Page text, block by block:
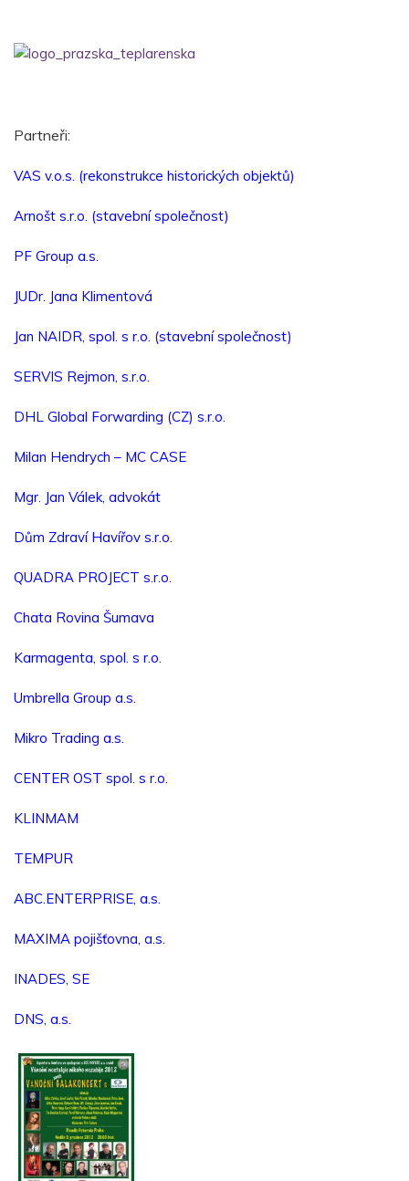
Partneři:
VAS v.o.s. (rekonstrukce historických objektů)
Arnošt s.r.o. (stavební společnost)
PF Group a.s.
JUDr. Jana Klimentová
Jan NAIDR, spol. s r.o. (stavební společnost)
SERVIS Rejmon, s.r.o.
DHL Global Forwarding (CZ) s.r.o.
Milan Hendrych – MC CASE
Mgr. Jan Válek, advokát
Dům Zdraví Havířov s.r.o.
QUADRA PROJECT s.r.o.
Chata Rovina Šumava
Karmagenta, spol. s r.o.
Umbrella Group a.s.
Mikro Trading a.s.
CENTER OST spol. s r.o.
KLINMAM
TEMPUR
ABC.ENTERPRISE, a.s.
MAXIMA pojišťovna, a.s.
INADES, SE
DNS, a.s.